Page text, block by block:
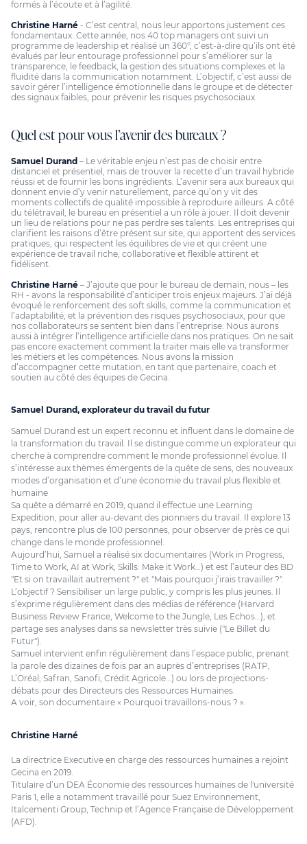
formés à l’écoute et à l’agilité.
Christine Harné - C’est central, nous leur apportons justement ces
fondamentaux. Cette année, nos 40 top managers ont suivi un
programme de leadership et réalisé un 360°, c’est-à-dire qu’ils ont été
évalués par leur entourage professionnel pour s’améliorer sur la
transparence, le feedback, la gestion des situations complexes et la
fluidité dans la communication notamment. L’objectif, c’est aussi de
savoir gérer l’intelligence émotionnelle dans le groupe et de détecter
des signaux faibles, pour prévenir les risques psychosociaux.
Quel est pour vous l’avenir des bureaux ?
Samuel Durand – Le véritable enjeu n’est pas de choisir entre
distanciel et présentiel, mais de trouver la recette d’un travail hybride
réussi et de fournir les bons ingrédients. L’avenir sera aux bureaux qui
donnent envie d’y venir naturellement, parce qu’on y vit des
moments collectifs de qualité impossible à reproduire ailleurs. A côté
du télétravail, le bureau en présentiel a un rôle à jouer. Il doit devenir
un lieu de relations pour ne pas perdre ses talents. Les entreprises qui
clarifient les raisons d’être présent sur site, qui apportent des services
pratiques, qui respectent les équilibres de vie et qui créent une
expérience de travail riche, collaborative et flexible attirent et
fidélisent.
Christine Harné – J’ajoute que pour le bureau de demain, nous – les
RH - avons la responsabilité d’anticiper trois enjeux majeurs. J’ai déjà
évoqué le renforcement des soft skills, comme la communication et
l’adaptabilité, et la prévention des risques psychosociaux, pour que
nos collaborateurs se sentent bien dans l’entreprise. Nous aurons
aussi à intégrer l’intelligence artificielle dans nos pratiques. On ne sait
pas encore exactement comment la traiter mais elle va transformer
les métiers et les compétences. Nous avons la mission
d’accompagner cette mutation, en tant que partenaire, coach et
soutien au côté des équipes de Gecina.
Samuel Durand, explorateur du travail du futur
Samuel Durand est un expert reconnu et influent dans le domaine de
la transformation du travail. Il se distingue comme un explorateur qui
cherche à comprendre comment le monde professionnel évolue. Il
s’intéresse aux thèmes émergents de la quête de sens, des nouveaux
modes d’organisation et d’une économie du travail plus flexible et
humaine
Sa quête a démarré en 2019, quand il effectue une Learning
Expedition, pour aller au-devant des pionniers du travail. Il explore 13
pays, rencontre plus de 100 personnes, pour observer de près ce qui
change dans le monde professionnel.
Aujourd’hui, Samuel a réalisé six documentaires (Work in Progress,
Time to Work, AI at Work, Skills: Make it Work…) et est l’auteur des BD
"Et si on travaillait autrement ?" et "Mais pourquoi j’irais travailler ?".
L’objectif ? Sensibiliser un large public, y compris les plus jeunes. Il
s’exprime régulièrement dans des médias de référence (Harvard
Business Review France, Welcome to the Jungle, Les Echos…), et
partage ses analyses dans sa newsletter très suivie ("Le Billet du
Futur").
Samuel intervient enfin régulièrement dans l’espace public, prenant
la parole des dizaines de fois par an auprès d’entreprises (RATP,
L’Oréal, Safran, Sanofi, Crédit Agricole…) ou lors de projections-
débats pour des Directeurs des Ressources Humaines.
A voir, son documentaire « Pourquoi travaillons-nous ? ».
Christine Harné
La directrice Executive en charge des ressources humaines a rejoint
Gecina en 2019.
Titulaire d’un DEA Économie des ressources humaines de l'université
Paris 1, elle a notamment travaillé pour Suez Environnement,
Italcementi Group, Technip et l’Agence Française de Développement
(AFD).